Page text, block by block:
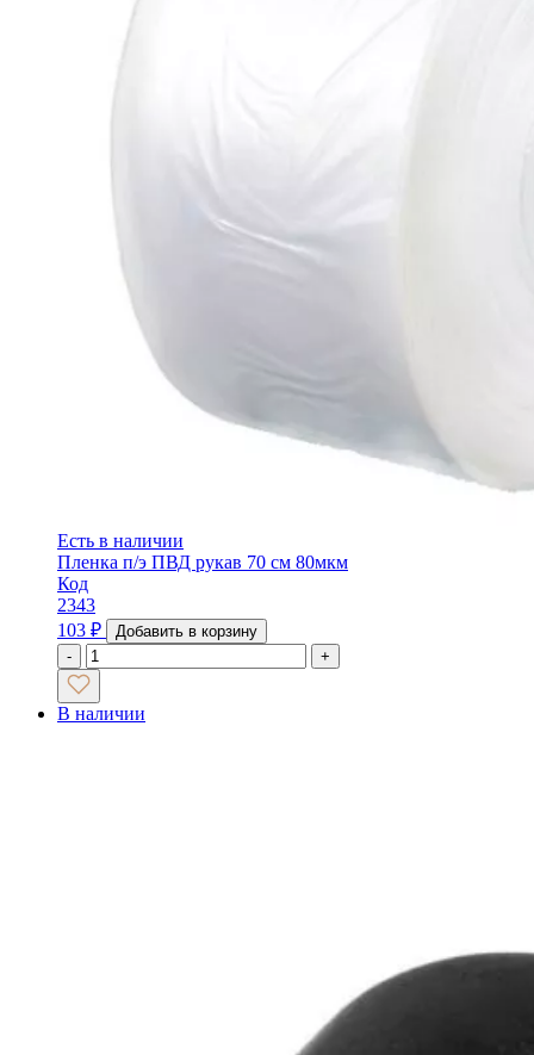
Есть в наличии
Пленка п/э ПВД рукав 70 см 80мкм
Код
2343
103 ₽
Добавить в корзину
-
+
В наличии